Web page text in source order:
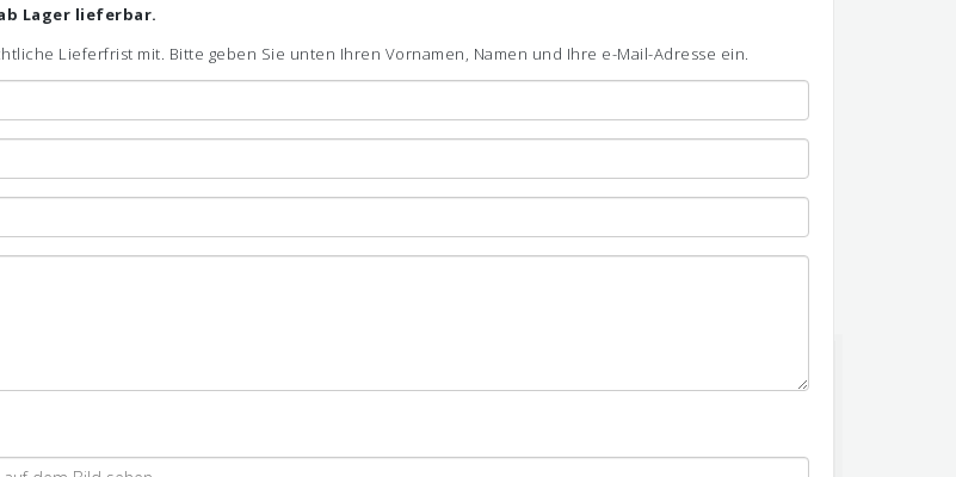
Lager lieferbar.
Lieferfrist mit. Bitte geben Sie unten Ihren Vornamen, Namen und Ihre e-Mail-Adresse ein.